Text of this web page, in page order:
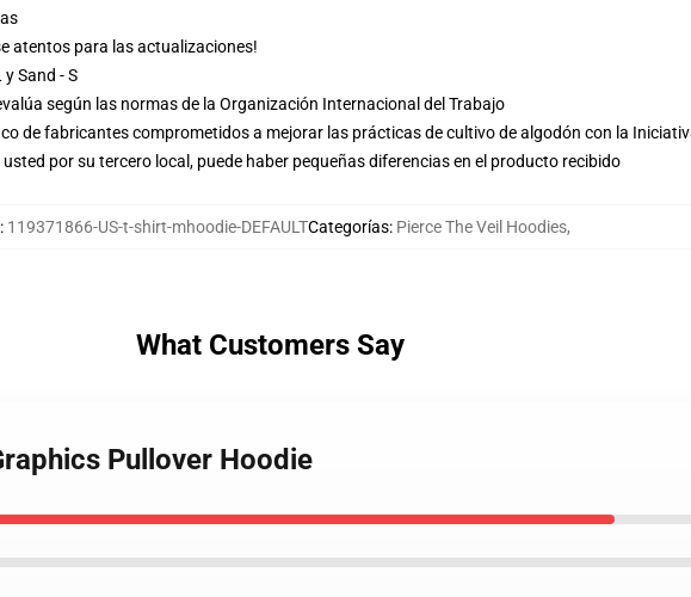
atentos para las actualizaciones!
Sand - S
según las normas de la Organización Internacional del Trabajo
de fabricantes comprometidos a mejorar las prácticas de cultivo de algodón con la
por su tercero local, puede haber pequeñas diferencias en el producto recibido
: 119371866-US-t-shirt-mhoodie-DEFAULTCategorías: Pierce The Veil Hoodies,
What Customers Say
Pullover Hoodie